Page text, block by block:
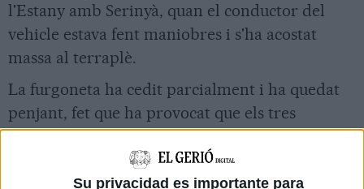
Su privacidad es importante para
l'Estany amb Serinyà, quan el conductor del
vehicle estava fent maniobres i s'ha acostat
massa al terraplè.
La furgoneta ha cedit parcialment i ha quedat
penjant, fet que ha provocat que els tres
ocupants preferissin quedar-se a dins per por a
que el vehicle acabés caient. Fins a la zona s'hi
han desplaçat cinc dotacions dels Bombers que